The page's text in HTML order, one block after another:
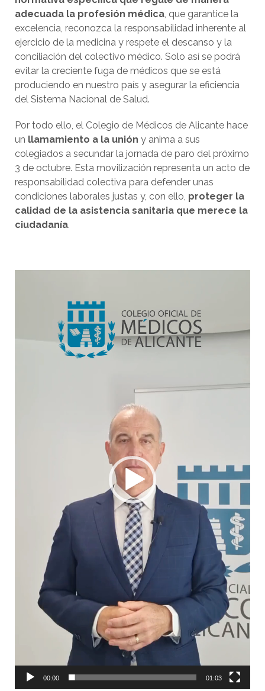
adecuada la profesión médica, que garantice la
excelencia, reconozca la responsabilidad inherente al
ejercicio de la medicina y respete el descanso y la
conciliación del colectivo médico. Solo así se podrá
evitar la creciente fuga de médicos que se está
produciendo en nuestro país y asegurar la eficiencia
del Sistema Nacional de Salud.
Por todo ello, el Colegio de Médicos de Alicante hace
un llamamiento a la unión y anima a sus
colegiados a secundar la jornada de paro del próximo
3 de octubre. Esta movilización representa un acto de
responsabilidad colectiva para defender unas
condiciones laborales justas y, con ello, proteger la
calidad de la asistencia sanitaria que merece la
ciudadanía.
00:00 01:03